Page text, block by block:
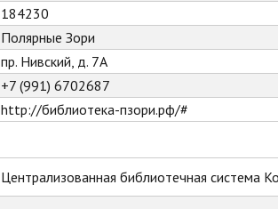
184230
Полярные Зори
пр. Нивский, д. 7А
+7 (991) 6702687
http://библиотека-пзори.рф/#
Централизованная библиотечная система